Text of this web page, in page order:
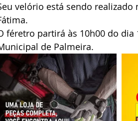
velório está sendo realizado
féretro partirá às 10h00 do
de Palmeira.